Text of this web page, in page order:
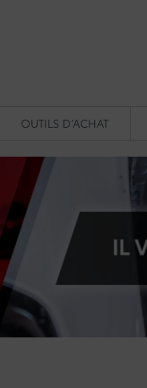
OUTILS D’ACHAT